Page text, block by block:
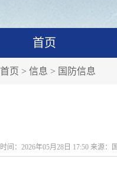
首页
首页 > 信息 > 国防信息
时间：2026年05月28日 17:50 来源：